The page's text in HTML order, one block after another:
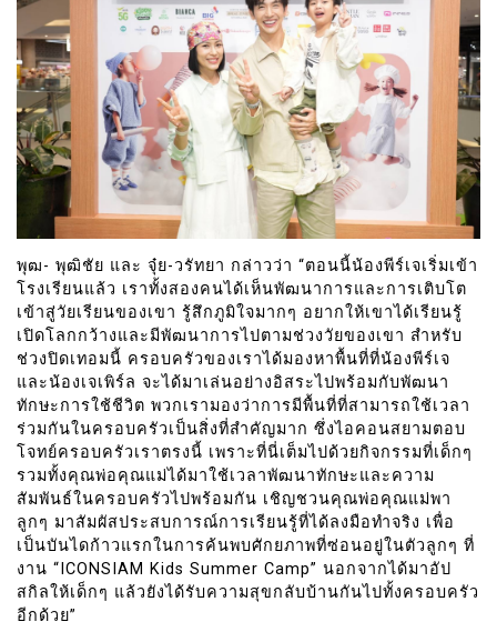
พุฒ- พุฒิชัย และ จุ๋ย-วรัทยา กล่าวว่า “ตอนนี้น้องพีร์เจเริ่มเข้า
โรงเรียนแล้ว เราทั้งสองคนได้เห็นพัฒนาการและการเติบโต
เข้าสู่วัยเรียนของเขา รู้สึกภูมิใจมากๆ อยากให้เขาได้เรียนรู้
เปิดโลกกว้างและมีพัฒนาการไปตามช่วงวัยของเขา สำหรับ
ช่วงปิดเทอมนี้ ครอบครัวของเราได้มองหาพื้นที่ที่น้องพีร์เจ
และน้องเจเพิร์ล จะได้มาเล่นอย่างอิสระไปพร้อมกับพัฒนา
ทักษะการใช้ชีวิต พวกเรามองว่าการมีพื้นที่ที่สามารถใช้เวลา
ร่วมกันในครอบครัวเป็นสิ่งที่สำคัญมาก ซึ่งไอคอนสยามตอบ
โจทย์ครอบครัวเราตรงนี้ เพราะที่นี่เต็มไปด้วยกิจกรรมที่เด็กๆ
รวมทั้งคุณพ่อคุณแม่ได้มาใช้เวลาพัฒนาทักษะและความ
สัมพันธ์ในครอบครัวไปพร้อมกัน เชิญชวนคุณพ่อคุณแม่พา
ลูกๆ มาสัมผัสประสบการณ์การเรียนรู้ที่ได้ลงมือทำจริง เพื่อ
เป็นบันไดก้าวแรกในการค้นพบศักยภาพที่ซ่อนอยู่ในตัวลูกๆ ที่
งาน “ICONSIAM Kids Summer Camp” นอกจากได้มาอัป
สกิลให้เด็กๆ แล้วยังได้รับความสุขกลับบ้านกันไปทั้งครอบครัว
อีกด้วย”